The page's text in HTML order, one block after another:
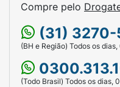
Compre pelo
(31)
(BH e Região) Todos os
(Todo Brasil) Todos os dias,